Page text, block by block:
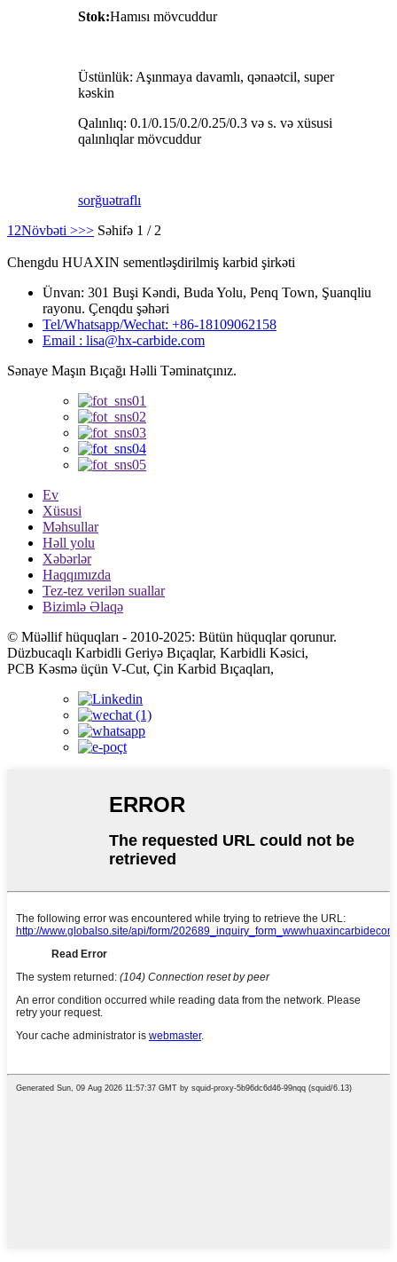
Stok:Hamısı mövcuddur
Üstünlük: Aşınmaya davamlı, qənaətcil, super
kəskin
Qalınlıq: 0.1/0.15/0.2/0.25/0.3 və s. və xüsusi
qalınlıqlar mövcuddur
sorğuətraflı
1 2Növbəti >>> Səhifə 1 / 2
Chengdu HUAXIN sementləşdirilmiş karbid şirkəti
Ünvan: 301 Buşi Kəndi, Buda Yolu, Penq Town, Şuanqliu
rayonu. Çenqdu şəhəri
Tel/Whatsapp/Wechat: +86-18109062158
Email : lisa@hx-carbide.com
Sənaye Maşın Bıçağı Həlli Təminatçınız.
Ev
Xüsusi
Məhsullar
Həll yolu
Xəbərlər
Haqqımızda
Tez-tez verilən suallar
Bizimlə Əlaqə
© Müəllif hüquqları - 2010-2025: Bütün hüquqlar qorunur.
Düzbucaqlı Karbidli Geriyə Bıçaqlar, Karbidli Kəsici,
PCB Kəsmə üçün V-Cut, Çin Karbid Bıçaqları,